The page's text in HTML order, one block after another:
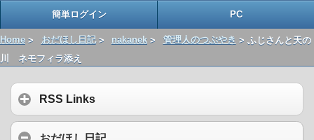
簡単ログイン PC
Home > おだほし日記> nakanek > 管理人のつぶやき > ふじさんと天の
川 ネモフィラ添え
RSS Links